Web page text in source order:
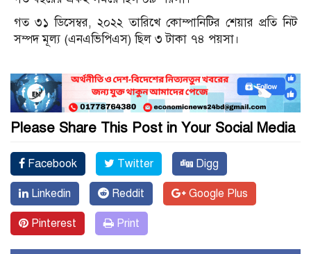
গত ৩১ ডিসেম্বর, ২০২২ তারিখে কোম্পানিটির শেয়ার প্রতি নিট
সম্পদ মূল্য (এনএভিপিএস) ছিল ৩ টাকা ৭৪ পয়সা।
Please Share This Post in Your Social Media
Facebook Twitter Digg
Linkedin Reddit Google Plus
Pinterest Print